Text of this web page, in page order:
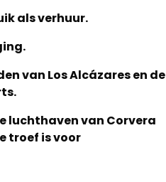
als verhuur.
van Los Alcázares en de
luchthaven van Corvera
troef is voor